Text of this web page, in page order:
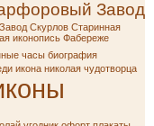
Завод
Скурлов Старинная
иконопись Фабереже
часы биография
икона николая чудотворца